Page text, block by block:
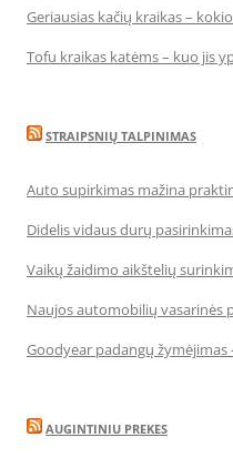
Geriausias kačių kraikas –
Tofu kraikas katėms – kuo jis
STRAIPSNIŲ TALPINIMAS
Auto supirkimas mažina
Didelis vidaus durų
Vaikų žaidimo aikštelių
Naujos automobilių vasarinės
Goodyear padangų žymėjimas
AUGINTINIU PREKES